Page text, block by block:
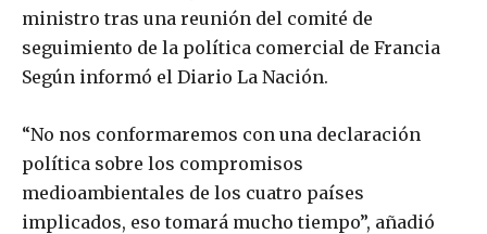
ministro tras una reunión del comité de
seguimiento de la política comercial de Francia
Según informó el Diario La Nación.
“No nos conformaremos con una declaración
política sobre los compromisos
medioambientales de los cuatro países
implicados, eso tomará mucho tiempo”, añadió